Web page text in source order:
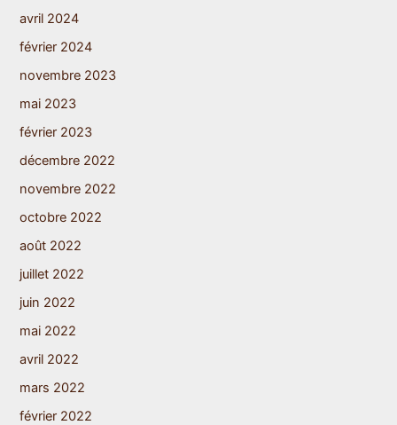
avril 2024
février 2024
novembre 2023
mai 2023
février 2023
décembre 2022
novembre 2022
octobre 2022
août 2022
juillet 2022
juin 2022
mai 2022
avril 2022
mars 2022
février 2022